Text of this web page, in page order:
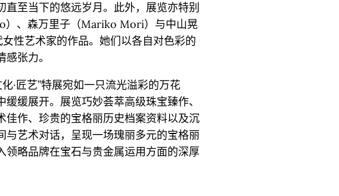
至当下的悠远岁月。此外，展览亦特别
）、森万里子（Mariko Mori）与中山晃
性艺术家的作品。她们以各自对色彩的
张力。
·匠艺”特展宛如一只流光溢彩的万花
缓展开。展览巧妙荟萃高级珠宝臻作、
佳作、珍贵的宝格丽历史档案资料以及沉
艺术对话，呈现一场瑰丽多元的宝格丽
领略品牌在宝石与贵金属运用方面的深厚